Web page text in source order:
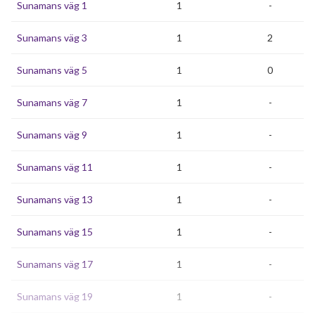
Sunamans väg 1 1 -
Sunamans väg 3 1 2
Sunamans väg 5 1 0
Sunamans väg 7 1 -
Sunamans väg 9 1 -
Sunamans väg 11 1 -
Sunamans väg 13 1 -
Sunamans väg 15 1 -
Sunamans väg 17 1 -
Sunamans väg 19 1 -